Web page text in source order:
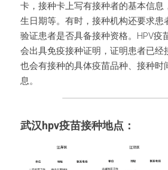
卡，接种卡上写有接种者的基本信息
生日期等。有时，接种机构还要求患
验证患者是否具备接种资格。HPV疫
会出具免疫接种证明，证明患者已经
也会有接种的具体疫苗品种、接种时
息。
武汉hpv疫苗接种地点：